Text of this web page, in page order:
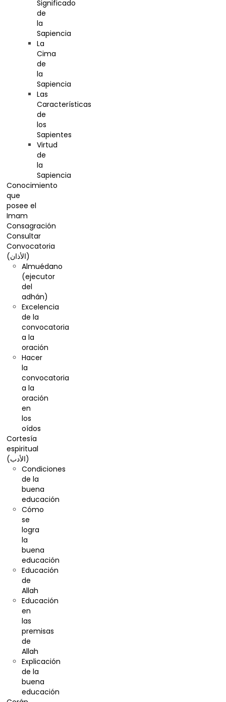
Significado
de
la
Sapiencia
La
Cima
de
la
Sapiencia
Las
Características
de
los
Sapientes
Virtud
de
la
Sapiencia
Conocimiento
que
posee el
Imam
Consagración
Consultar
Convocatoria
(الأذان)
Almuédano
(ejecutor
del
adhán)
Excelencia
de la
convocatoria
a la
oración
Hacer
la
convocatoria
a la
oración
en
los
oídos
Cortesía
espiritual
(الأدب)
Condiciones
de la
buena
educación
Cómo
se
logra
la
buena
educación
Educación
de
Allah
Educación
en
las
premisas
de
Allah
Explicación
de la
buena
educación